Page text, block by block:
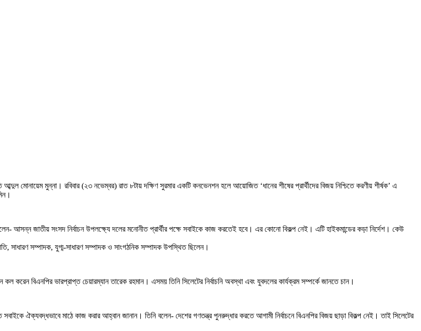
মোনায়েম মুন্না। রবিবার (২৩ নভেম্বর) রাত ৮টায় দক্ষিণ সুরমার একটি কনভেনশন হলে আয়োজিত ‘ধানের শীষের প্রার্থীদের বিজয় নিশ্চিতে করণীয় শীর্ষক’ এ
আসন্ন জাতীয় সংসদ নির্বাচন উপলক্ষ্যে দলের মনোনীত প্রার্থীর পক্ষে সবাইকে কাজ করতেই হবে। এর কোনো বিকল্প নেই। এটি হাইকমান্ডের কড়া নির্দেশ। কেউ
সাধারণ সম্পাদক, যুগ্ম-সাধারণ সম্পাদক ও সাংগঠনিক সম্পাদক উপস্থিত ছিলেন।
করেন বিএনপির ভারপ্রাপ্ত চেয়ারম্যান তারেক রহমান। এসময় তিনি সিলেটের নির্বাচনি অবস্থা এবং যুবদলের কার্যক্রম সম্পর্কে জানতে চান।
সবাইকে ঐক্যবদ্ধভাবে মাঠে কাজ করার আহ্বান জানান। তিনি বলেন- দেশের গণতন্ত্র পুনরুদ্ধার করতে আগামী নির্বাচনে বিএনপির বিজয় ছাড়া বিকল্প নেই। তাই সিলেটের